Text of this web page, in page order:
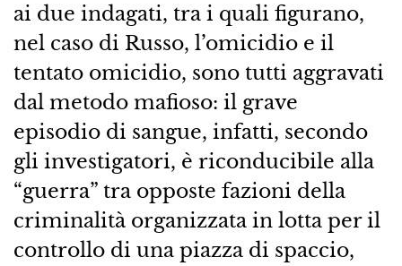
ai due indagati, tra i quali figurano,
nel caso di Russo, l’omicidio e il
tentato omicidio, sono tutti aggravati
dal metodo mafioso: il grave
episodio di sangue, infatti, secondo
gli investigatori, è riconducibile alla
“guerra” tra opposte fazioni della
criminalità organizzata in lotta per il
controllo di una piazza di spaccio,